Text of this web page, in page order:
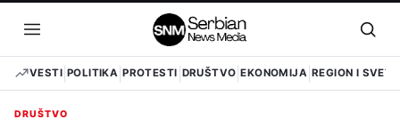
sadržaj
Otvori
meni
VESTI POLITIKA PROTESTI DRUŠTVO EKONOMIJA REGION I SVET
DRUŠTVO